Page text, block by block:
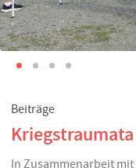
Beiträge
In Zusammenarbeit mit